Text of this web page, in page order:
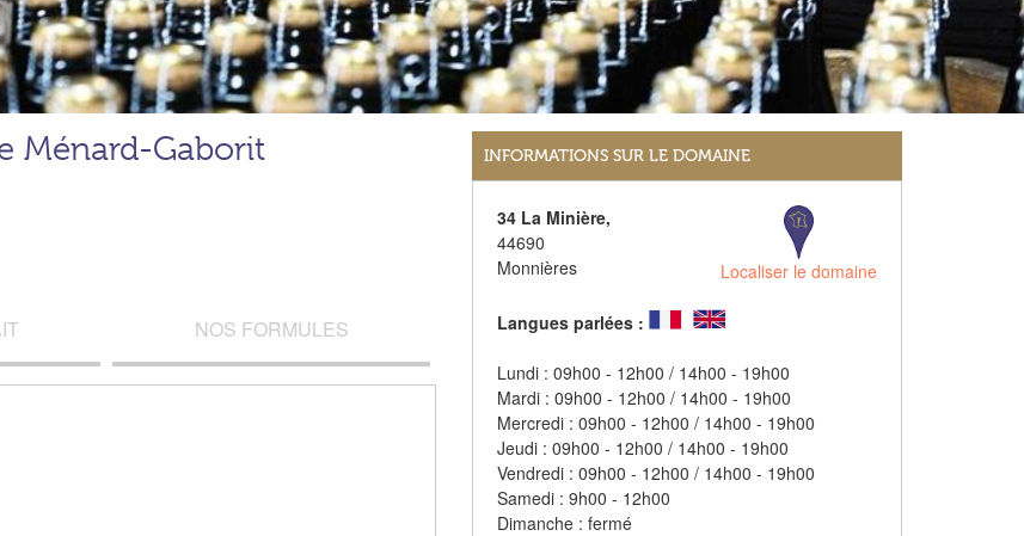
Ménard-Gaborit
NOS FORMULES
INFORMATIONS SUR LE DOMAINE
34 La Minière,
44690
Monnières
Localiser le domaine
Langues parlées :
Lundi : 09h00 - 12h00 / 14h00 - 19h00
Mardi : 09h00 - 12h00 / 14h00 - 19h00
Mercredi : 09h00 - 12h00 / 14h00 - 19h00
Jeudi : 09h00 - 12h00 / 14h00 - 19h00
Vendredi : 09h00 - 12h00 / 14h00 - 19h00
Samedi : 9h00 - 12h00
Dimanche : fermé